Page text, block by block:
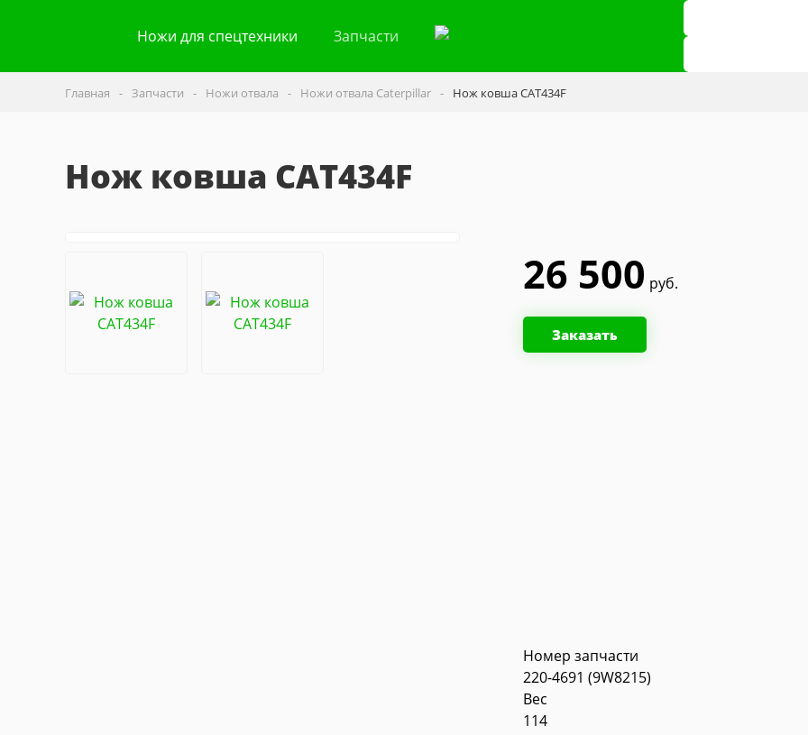
Ножи для спецтехники Запчасти
Главная Запчасти Ножи отвала Ножи отвала Caterpillar Нож ковша CAT434F
Нож ковша CAT434F
26 500 руб.
Заказать
Номер запчасти
220-4691 (9W8215)
Вес
114